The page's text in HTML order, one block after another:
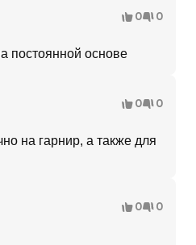
0 0
постоянной основе
0 0
на гарнир, а также для
0 0